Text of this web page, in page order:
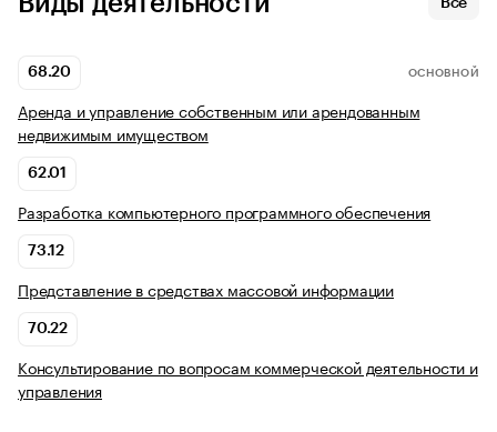
Все
68.20 ОСНОВНОЙ
Аренда и управление собственным или арендованным
недвижимым имуществом
62.01
Разработка компьютерного программного обеспечения
73.12
Представление в средствах массовой информации
70.22
Консультирование по вопросам коммерческой деятельности и
управления